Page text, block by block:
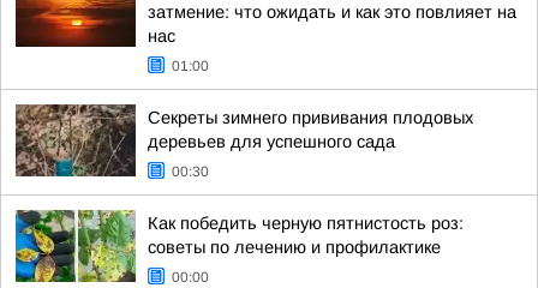
затмение: что ожидать и как это повлияет на
нас
01:00
Секреты зимнего прививания плодовых
деревьев для успешного сада
00:30
Как победить черную пятнистость роз:
советы по лечению и профилактике
00:00